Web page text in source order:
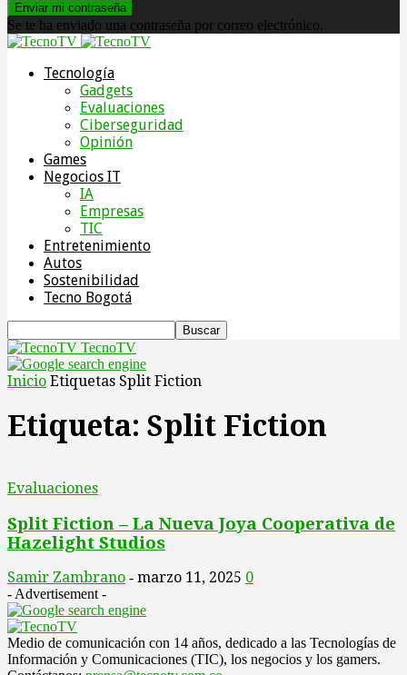
Se te ha enviado una contraseña por correo electrónico.
Tecnología
Gadgets
Evaluaciones
Ciberseguridad
Opinión
Games
Negocios IT
IA
Empresas
TIC
Entretenimiento
Autos
Sostenibilidad
Tecno Bogotá
TecnoTV
Inicio Etiquetas Split Fiction
Etiqueta: Split Fiction
Evaluaciones
Split Fiction – La Nueva Joya Cooperativa de
Hazelight Studios
Samir Zambrano - marzo 11, 2025 0
- Advertisement -
Medio de comunicación con 14 años, dedicado a las Tecnologías de
Información y Comunicaciones (TIC), los negocios y los gamers.